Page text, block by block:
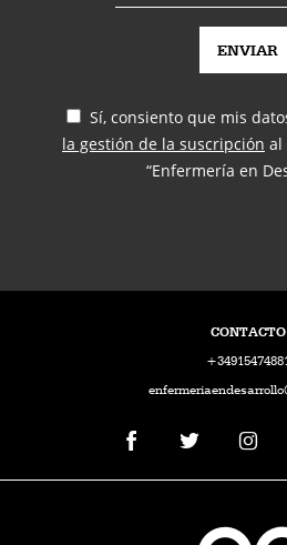
Sí, consiento que mis
la gestión de la suscripción al
“Enfermería en
CONTACTO